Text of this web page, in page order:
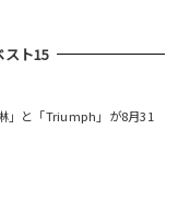
スト15
」と「Triumph」が8月31